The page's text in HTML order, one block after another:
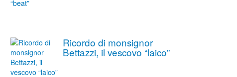
Ricordo di monsignor
Bettazzi, il vescovo “laico”